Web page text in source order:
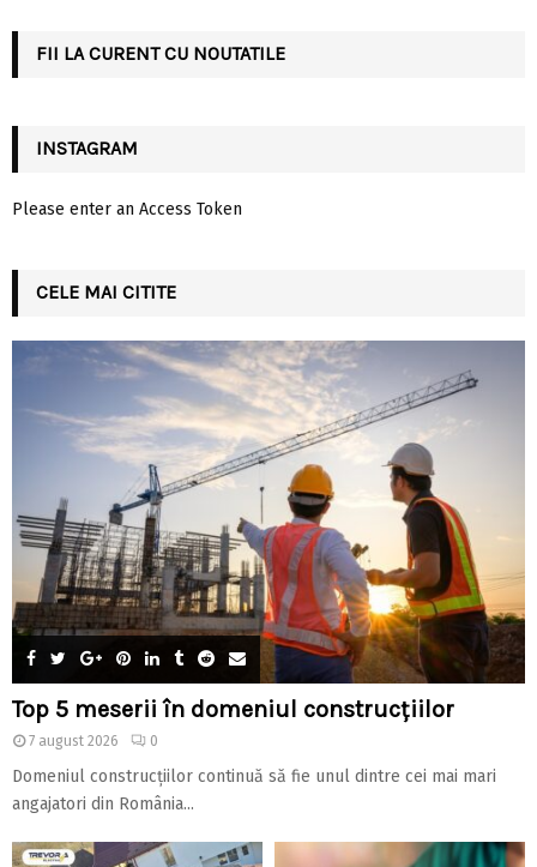
FII LA CURENT CU NOUTATILE
INSTAGRAM
Please enter an Access Token
CELE MAI CITITE
Top 5 meserii în domeniul construcțiilor
7 august 2026 0
Domeniul construcțiilor continuă să fie unul dintre cei mai mari
angajatori din România...